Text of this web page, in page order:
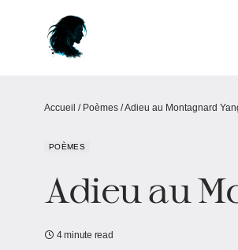
Accueil / Poèmes /Adieu au Montagnard
POÈMES
Adieu au
4 minute read